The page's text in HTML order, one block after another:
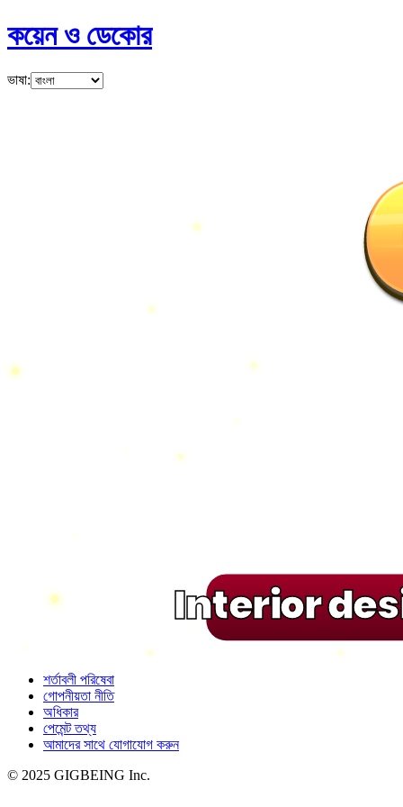
কয়েন ও ডেকোর
ভাষা:
Interior
শর্তাবলী পরিষেবা
গোপনীয়তা নীতি
অধিকার
পেমেন্ট তথ্য
আমাদের সাথে যোগাযোগ করুন
© 2025 GIGBEING Inc.